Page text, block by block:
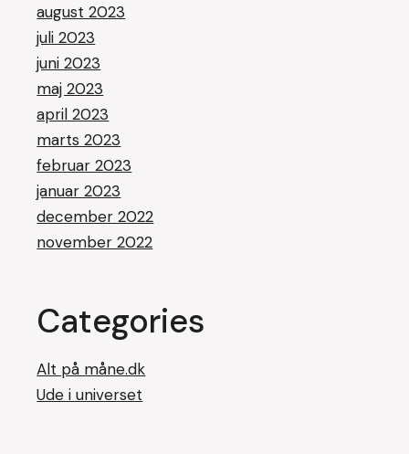
august 2023
juli 2023
juni 2023
maj 2023
april 2023
marts 2023
februar 2023
januar 2023
december 2022
november 2022
Categories
Alt på måne.dk
Ude i universet